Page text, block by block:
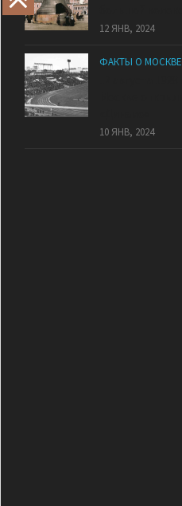
12 ЯНВ, 2024
ФАКТЫ О МОСКВЕ
10 ЯНВ, 2024